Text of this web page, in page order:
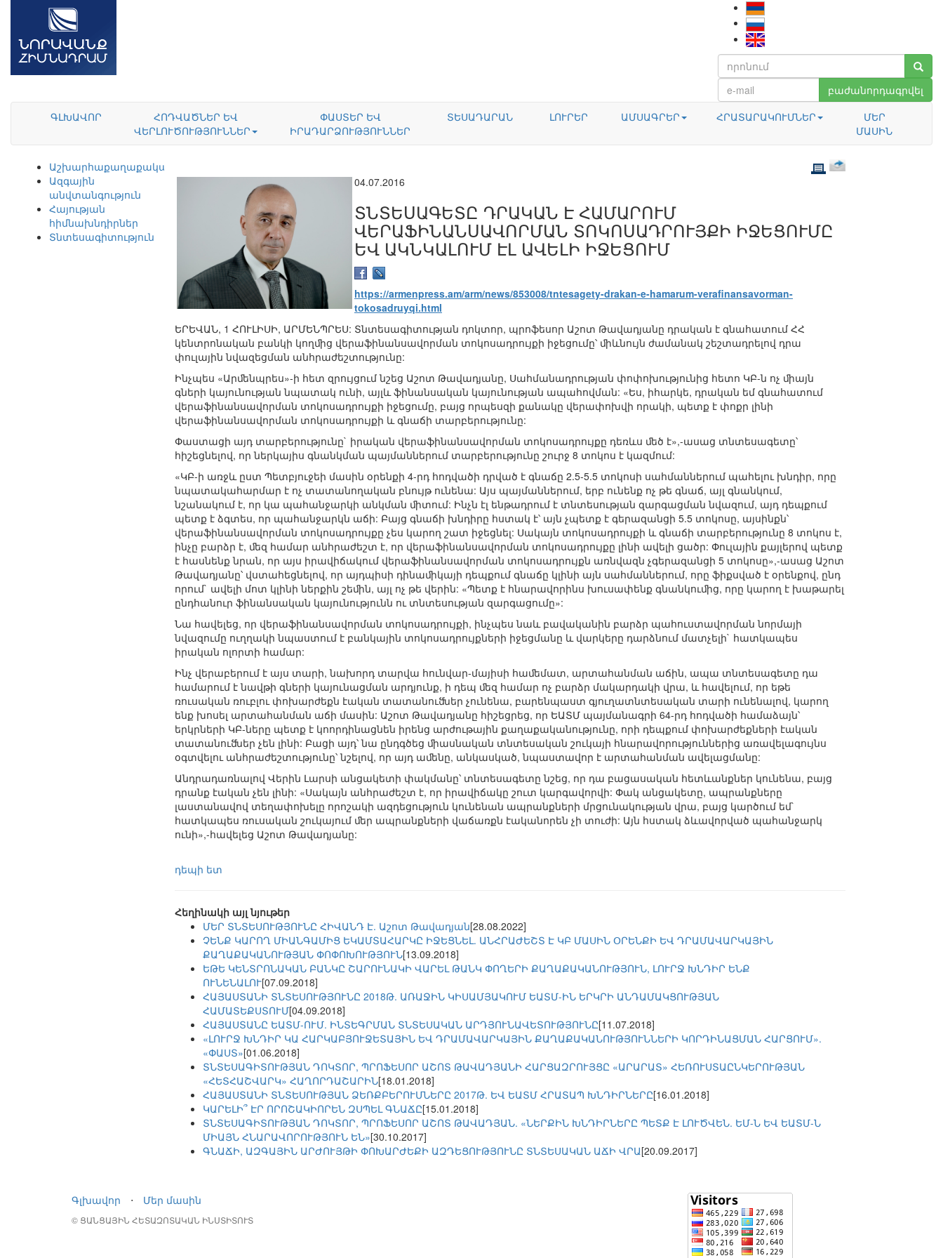
բաժանորդագրվել
ԳԼԽԱՎՈՐ
ՀՈԴՎԱԾՆԵՐ ԵՎ
ՎԵՐԼՈՒԾՈՒԹՅՈՒՆՆԵՐ
ՓԱՍՏԵՐ ԵՎ
ԻՐԱԴԱՐՁՈՒԹՅՈՒՆՆԵՐ
ՏԵՍԱԴԱՐԱՆ ԼՈՒՐԵՐ ԱՄՍԱԳՐԵՐ ՀՐԱՏԱՐԱԿՈՒՄՆԵՐ
ՄԵՐ
ՄԱՍԻՆ
Աշխարհաքաղաքականություն
Ազգային
անվտանգություն
Հայության
հիմնախնդիրներ
Տնտեսագիտություն
04.07.2016
ՏՆՏԵՍԱԳԵՏԸ ԴՐԱԿԱՆ Է ՀԱՄԱՐՈՒՄ
ՎԵՐԱՖԻՆԱՆՍԱՎՈՐՄԱՆ ՏՈԿՈՍԱԴՐՈՒՅՔԻ ԻՋԵՑՈՒՄԸ
ԵՎ ԱԿՆԿԱԼՈՒՄ ԷԼ ԱՎԵԼԻ ԻՋԵՑՈՒՄ
https://armenpress.am/arm/news/853008/tntesagety-drakan-e-hamarum-verafinansavorman-
tokosadruyqi.html
ԵՐԵՎԱՆ, 1 ՀՈՒԼԻՍԻ, ԱՐՄԵՆՊՐԵՍ: Տնտեսագիտության դոկտոր, պրոֆեսոր Աշոտ Թավադյանը դրական է գնահատում ՀՀ
կենտրոնական բանկի կողﬕց վերաֆինանսավորման տոկոսադրույքի իջեցումը՝ ﬕևնույն ժամանակ շեշտադրելով դրա
փուլային նվազեցման անհրաժեշտությունը:
Ինչպես «Արﬔնպրես»-ի հետ զրույցում նշեց Աշոտ Թավադյանը, Սահմանադրության փոփոխությունից հետո ԿԲ-ն ոչ ﬕայն
գների կայունության նպատակ ունի, այլև ֆինանսական կայունության ապահովման: «Ես, իհարկե, դրական եմ գնահատում
վերաֆինանսավորման տոկոսադրույքի իջեցումը, բայց որպեսզի քանակը վերափոխվի որակի, պետք է փոքր լինի
վերաֆինանսավորման տոկոսադրույքի և գնաճի տարբերությունը:
Փաստացի այդ տարբերությունը` իրական վերաֆինանսավորման տոկոսադրույքը դեռևս ﬔծ է»,-ասաց տնտեսագետը՝
հիշեցնելով, որ ներկայիս գնանկման պայմաններում տարբերությունը շուրջ 8 տոկոս է կազմում:
«ԿԲ-ի առջև ըստ Պետբյուջեի մասին օրենքի 4-րդ հոդվածի դրված է գնաճը 2.5-5.5 տոկոսի սահմաններում պահելու խնդիր, որը
նպատակահարմար է ոչ տատանողական բնույթ ունենա: Այս պայմաններում, երբ ունենք ոչ թե գնաճ, այլ գնանկում,
նշանակում է, որ կա պահանջարկի անկման ﬕտում: Ինչն էլ ենթադրում է տնտեսության զարգացման նվազում, այդ դեպքում
պետք է ձգտես, որ պահանջարկն աճի: Բայց գնաճի խնդիրը հստակ է՝ այն չպետք է գերազանցի 5.5 տոկոսը, այսինքն՝
վերաֆինանսավորման տոկոսադրույքը չես կարող շատ իջեցնել: Սակայն տոկոսադրույքի և գնաճի տարբերությունը 8 տոկոս է,
ինչը բարձր է, ﬔզ համար անհրաժեշտ է, որ վերաֆինանսավորման տոկոսադրույքը լինի ավելի ցածր: Փուլային քայլերով պետք
է հասնենք նրան, որ այս իրավիճակում վերաֆինանսավորման տոկոսադրույքն առնվազն չգերազանցի 5 տոկոսը»,-ասաց Աշոտ
Թավադյանը՝ վստահեցնելով, որ այդպիսի դինաﬕկայի դեպքում գնաճը կլինի այն սահմաններում, որը ֆիքսված է օրենքով, ընդ
որում` ավելի մոտ կլինի ներքին շեﬕն, այլ ոչ թե վերին: «Պետք է հնարավորինս խուսափենք գնանկուﬕց, որը կարող է խաթարել
ընդհանուր ֆինանսական կայունությունն ու տնտեսության զարգացումը»:
Նա հավելեց, որ վերաֆինանսավորման տոկոսադրույքի, ինչպես նաև բավականին բարձր պահուստավորման նորմայի
նվազումը ուղղակի նպաստում է բանկային տոկոսադրույքների իջեցմանը և վարկերը դարձնում մատչելի` հատկապես
իրական ոլորտի համար:
Ինչ վերաբերում է այս տարի, նախորդ տարվա հունվար-մայիսի հաﬔմատ, արտահանման աճին, ապա տնտեսագետը դա
համարում է նավթի գների կայունացման արդյունք, ի դեպ ﬔզ համար ոչ բարձր մակարդակի վրա, և հավելում, որ եթե
ռուսական ռուբլու փոխարժեքն էական տատանուﬓեր չունենա, բարենպաստ գյուղատնտեսական տարի ունենալով, կարող
ենք խոսել արտահանման աճի մասին: Աշոտ Թավադյանը հիշեցրեց, որ ԵԱՏՄ պայմանագրի 64-րդ հոդվածի համաձայն՝
երկրների ԿԲ-ները պետք է կոորդինացնեն իրենց արժութային քաղաքականությունը, որի դեպքում փոխարժեքների էական
տատանուﬓեր չեն լինի: Բացի այդ՝ նա ընդգծեց ﬕասնական տնտեսական շուկայի հնարավորություններից առավելագույնս
օգտվելու անհրաժեշտությունը՝ նշելով, որ այդ աﬔնը, անկասկած, նպաստավոր է արտահանման ավելացմանը:
Անդրադառնալով Վերին Լարսի անցակետի փակմանը՝ տնտեսագետը նշեց, որ դա բացասական հետևանքներ կունենա, բայց
դրանք էական չեն լինի: «Սակայն անհրաժեշտ է, որ իրավիճակը շուտ կարգավորվի: Փակ անցակետը, ապրանքները
լաստանավով տեղափոխելը որոշակի ազդեցություն կունենան ապրանքների մրցունակության վրա, բայց կարծում եմ`
հատկապես ռուսական շուկայում ﬔր ապրանքների վաճառքն էականորեն չի տուժի: Այն հստակ ձևավորված պահանջարկ
ունի»,-հավելեց Աշոտ Թավադյանը:
դեպի ետ
Հեղինակի այլ նյութեր
ՄԵՐ ՏՆՏԵՍՈՒԹՅՈՒՆԸ ՀԻՎԱՆԴ Է. Աշոտ Թավադյան[28.08.2022]
ՉԵՆՔ ԿԱՐՈՂ ՄԻԱՆԳԱՄԻՑ ԵԿԱՄՏԱՀԱՐԿԸ ԻՋԵՑՆԵԼ. ԱՆՀՐԱԺԵՇՏ Է ԿԲ ՄԱՍԻՆ ՕՐԵՆՔԻ ԵՎ ԴՐԱՄԱՎԱՐԿԱՅԻՆ
ՔԱՂԱՔԱԿԱՆՈՒԹՅԱՆ ՓՈՓՈԽՈՒԹՅՈՒՆ[13.09.2018]
ԵԹԵ ԿԵՆՏՐՈՆԱԿԱՆ ԲԱՆԿԸ ՇԱՐՈՒՆԱԿԻ ՎԱՐԵԼ ԹԱՆԿ ՓՈՂԵՐԻ ՔԱՂԱՔԱԿԱՆՈՒԹՅՈՒՆ, ԼՈՒՐՋ ԽՆԴԻՐ ԵՆՔ
ՈՒՆԵՆԱԼՈՒ[07.09.2018]
ՀԱՅԱՍՏԱՆԻ ՏՆՏԵՍՈՒԹՅՈՒՆԸ 2018Թ. ԱՌԱՋԻՆ ԿԻՍԱՄՅԱԿՈՒՄ ԵԱՏՄ-ԻՆ ԵՐԿՐԻ ԱՆԴԱՄԱԿՑՈՒԹՅԱՆ
ՀԱՄԱՏԵՔՍՏՈՒՄ[04.09.2018]
ՀԱՅԱՍՏԱՆԸ ԵԱՏՄ-ՈՒՄ. ԻՆՏԵԳՐՄԱՆ ՏՆՏԵՍԱԿԱՆ ԱՐԴՅՈՒՆԱՎԵՏՈՒԹՅՈՒՆԸ[11.07.2018]
«ԼՈՒՐՋ ԽՆԴԻՐ ԿԱ ՀԱՐԿԱԲՅՈՒՋԵՏԱՅԻՆ ԵՎ ԴՐԱՄԱՎԱՐԿԱՅԻՆ ՔԱՂԱՔԱԿԱՆՈՒԹՅՈՒՆՆԵՐԻ ԿՈՐԴԻՆԱՑՄԱՆ ՀԱՐՑՈՒՄ».
«ՓԱՍՏ»[01.06.2018]
ՏՆՏԵՍԱԳԻՏՈՒԹՅԱՆ ԴՈԿՏՈՐ, ՊՐՈՖԵՍՈՐ ԱՇՈՏ ԹԱՎԱԴՅԱՆԻ ՀԱՐՑԱԶՐՈՒՅՑԸ «ԱՐԱՐԱՏ» ՀԵՌՈՒՍՏԱԸՆԿԵՐՈՒԹՅԱՆ
«ՀԵՏՀԱՇՎԱՐԿ» ՀԱՂՈՐԴԱՇԱՐԻՆ[18.01.2018]
ՀԱՅԱՍՏԱՆԻ ՏՆՏԵՍՈՒԹՅԱՆ ՁԵՌՔԲԵՐՈՒՄՆԵՐԸ 2017Թ. ԵՎ ԵԱՏՄ ՀՐԱՏԱՊ ԽՆԴԻՐՆԵՐԸ[16.01.2018]
ԿԱՐԵԼԻ՞ ԷՐ ՈՐՈՇԱԿԻՈՐԵՆ ԶՍՊԵԼ ԳՆԱՃԸ[15.01.2018]
ՏՆՏԵՍԱԳԻՏՈՒԹՅԱՆ ԴՈԿՏՈՐ, ՊՐՈՖԵՍՈՐ ԱՇՈՏ ԹԱՎԱԴՅԱՆ. «ՆԵՐՔԻՆ ԽՆԴԻՐՆԵՐԸ ՊԵՏՔ Է ԼՈՒԾՎԵՆ. ԵՄ-Ն ԵՎ ԵԱՏՄ-Ն
ՄԻԱՅՆ ՀՆԱՐԱՎՈՐՈՒԹՅՈՒՆ ԵՆ»[30.10.2017]
ԳՆԱՃԻ, ԱԶԳԱՅԻՆ ԱՐԺՈՒՅԹԻ ՓՈԽԱՐԺԵՔԻ ԱԶԴԵՑՈՒԹՅՈՒՆԸ ՏՆՏԵՍԱԿԱՆ ԱՃԻ ՎՐԱ[20.09.2017]
Գլխավոր ⋅ Մեր մասին
© ՑԱՆՑԱՅԻՆ ՀԵՏԱԶՈՏԱԿԱՆ ԻՆՍՏԻՏՈՒՏ